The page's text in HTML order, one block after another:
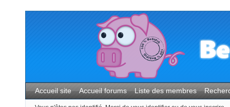
Accueil site Accueil forums Liste des membres